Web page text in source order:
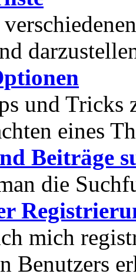
und Tricks
eines
Beiträge
die
mich
Benutzers